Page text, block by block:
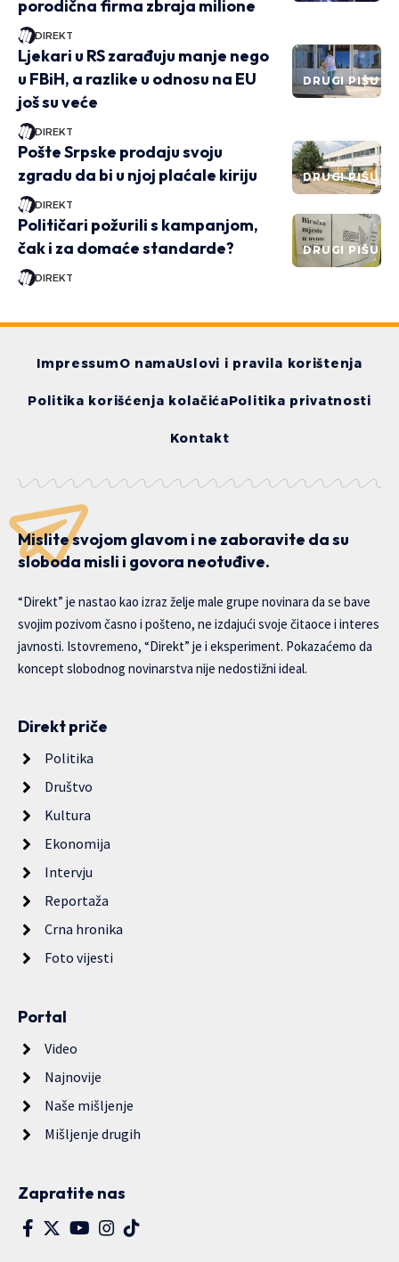
porodična firma zbraja milione
DIREKT
DRUGI PIŠU
Ljekari u RS zarađuju manje nego
u FBiH, a razlike u odnosu na EU
još su veće
DIREKT
DRUGI PIŠU
Pošte Srpske prodaju svoju
zgradu da bi u njoj plaćale kiriju
DIREKT
DRUGI PIŠU
Političari požurili s kampanjom,
čak i za domaće standarde?
DIREKT
ImpressumO namaUslovi i pravila korištenja
Politika korišćenja kolačićaPolitika privatnosti
Kontakt
Mislite svojom glavom i ne zaboravite da su
sloboda misli i govora neotuđive.
“Direkt” je nastao kao izraz želje male grupe novinara da se bave
svojim pozivom časno i pošteno, ne izdajući svoje čitaoce i interes
javnosti. Istovremeno, “Direkt” je i eksperiment. Pokazaćemo da
koncept slobodnog novinarstva nije nedostižni ideal.
Direkt priče
Politika
Društvo
Kultura
Ekonomija
Intervju
Reportaža
Crna hronika
Foto vijesti
Portal
Video
Najnovije
Naše mišljenje
Mišljenje drugih
Zapratite nas